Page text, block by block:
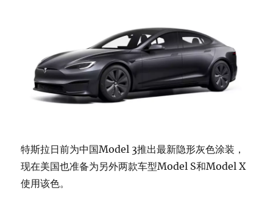
特斯拉日前为中国Model 3推出最新隐形灰色涂装，
现在美国也准备为另外两款车型Model S和Model X
使用该色。